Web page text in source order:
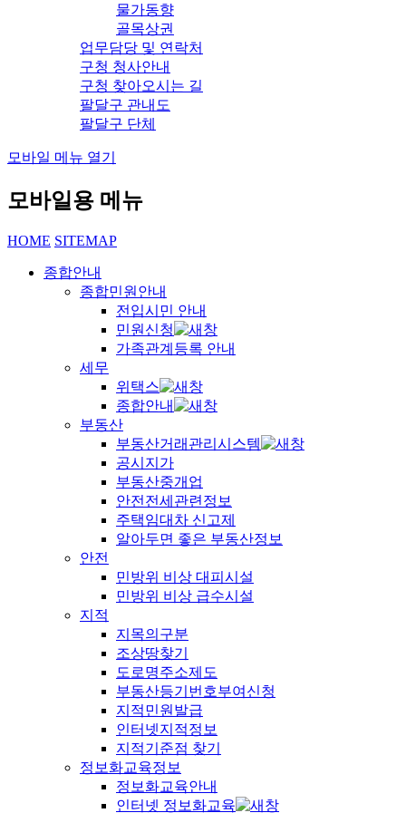
물가동향
골목상권
업무담당 및 연락처
구청 청사안내
구청 찾아오시는 길
팔달구 관내도
팔달구 단체
모바일 메뉴 열기
모바일용 메뉴
HOME SITEMAP
종합안내
종합민원안내
전입시민 안내
민원신청
가족관계등록 안내
세무
위택스
종합안내
부동산
부동산거래관리시스템
공시지가
부동산중개업
안전전세관련정보
주택임대차 신고제
알아두면 좋은 부동산정보
안전
민방위 비상 대피시설
민방위 비상 급수시설
지적
지목의구분
조상땅찾기
도로명주소제도
부동산등기번호부여신청
지적민원발급
인터넷지적정보
지적기준점 찾기
정보화교육정보
정보화교육안내
인터넷 정보화교육